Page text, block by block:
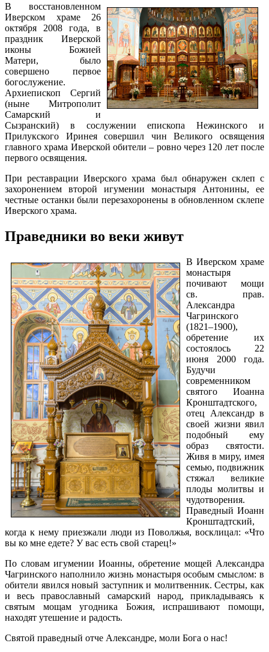
В восстановленном
Иверском храме 26
октября 2008 года, в
праздник Иверской
иконы Божией
Матери, было
совершено первое
богослужение.
Архиепископ Сергий
(ныне Митрополит
Самарский и
Сызранский) в сослужении епископа Нежинского и
Прилукского Иринея совершил чин Великого освящения
главного храма Иверской обители – ровно через 120 лет после
первого освящения.
При реставрации Иверского храма был обнаружен склеп с
захоронением второй игумении монастыря Антонины, ее
честные останки были перезахоронены в обновленном склепе
Иверского храма.
Праведники во веки живут
В Иверском храме
монастыря
почивают мощи
св. прав.
Александра
Чагринского
(1821–1900),
обретение их
состоялось 22
июня 2000 года.
Будучи
современником
святого Иоанна
Кронштадтского,
отец Александр в
своей жизни явил
подобный ему
образ святости.
Живя в миру, имея
семью, подвижник
стяжал великие
плоды молитвы и
чудотворения.
Праведный Иоанн
Кронштадтский,
когда к нему приезжали люди из Поволжья, восклицал: «Что
вы ко мне едете? У вас есть свой старец!»
По словам игумении Иоанны, обретение мощей Александра
Чагринского наполнило жизнь монастыря особым смыслом: в
обители явился новый заступник и молитвенник. Сестры, как
и весь православный самарский народ, прикладываясь к
святым мощам угодника Божия, испрашивают помощи,
находят утешение и радость.
Святой праведный отче Александре, моли Бога о нас!